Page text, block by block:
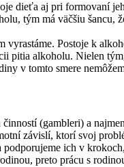
dieťa aj pri formovaní
tým má väčšiu
Postoje k
pitia alkoholu. Nielen
v tomto smere
(gambleri) a
závislí, ktorí svoj
ich v
preto prácu s